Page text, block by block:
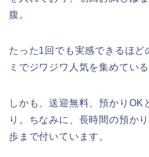
腹。
たった1回でも実感できるほど
ミでジワジワ人気を集めている
しかも、送迎無料、預かりOK
り。ちなみに、長時間の預か
歩まで付いています。